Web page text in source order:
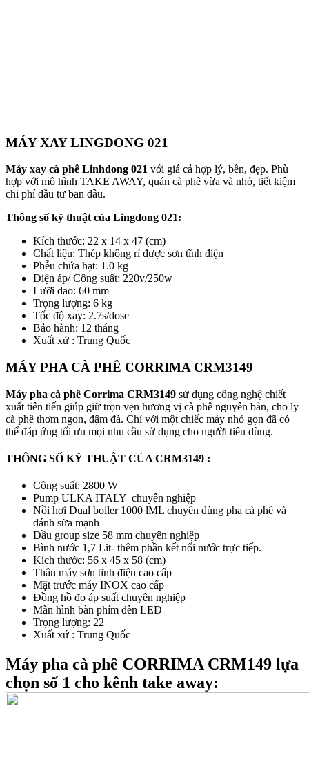
MÁY XAY LINGDONG 021
Máy xay cà phê Linhdong 021 với giá cả hợp lý, bền, đẹp. Phù
hợp với mô hình TAKE AWAY, quán cà phê vừa và nhỏ, tiết kiệm
chi phí đầu tư ban đầu.
Thông số kỹ thuật của Lingdong 021:
Kích thước: 22 x 14 x 47 (cm)
Chất liệu: Thép không rỉ được sơn tĩnh điện
Phễu chứa hạt: 1.0 kg
Điện áp/ Công suất: 220v/250w
Lưỡi dao: 60 mm
Trọng lượng: 6 kg
Tốc độ xay: 2.7s/dose
Bảo hành: 12 tháng
Xuất xứ : Trung Quốc
MÁY PHA CÀ PHÊ CORRIMA CRM3149
Máy pha cà phê Corrima CRM3149 sử dụng công nghệ chiết
xuất tiên tiến giúp giữ trọn vẹn hương vị cà phê nguyên bản, cho ly
cà phê thơm ngon, đậm đà. Chỉ với một chiếc máy nhỏ gọn đã có
thể đáp ứng tối ưu mọi nhu cầu sử dụng cho người tiêu dùng.
THÔNG SỐ KỸ THUẬT CỦA CRM3149 :
Công suất: 2800 W
Pump ULKA ITALY chuyên nghiệp
Nồi hơi Dual boiler 1000 lML chuyên dùng pha cà phê và
đánh sữa mạnh
Đầu group size 58 mm chuyên nghiệp
Bình nước 1,7 Lit- thêm phần kết nối nước trực tiếp.
Kích thước: 56 x 45 x 58 (cm)
Thân máy sơn tĩnh điện cao cấp
Mặt trước máy INOX cao cấp
Đồng hồ đo áp suất chuyên nghiệp
Màn hình bàn phím đèn LED
Trọng lượng: 22
Xuất xứ : Trung Quốc
Máy pha cà phê CORRIMA CRM149 lựa
chọn số 1 cho kênh take away: